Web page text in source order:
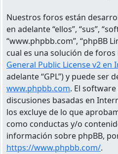
Nuestros foros están
en adelante “ellos”, “sus”,
“www.phpbb.com”, “phpBB
cual es una solución de foros
General Public License v2 en
adelante “GPL”) y puede ser
www.phpbb.com. El
discusiones basadas en
los excluye de lo que
como conductas y/o
información sobre phpBB,
https://www.phpbb.com/.